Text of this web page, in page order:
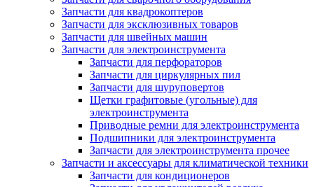
Запчасти для квадрокоптеров
Запчасти для эксклюзивных товаров
Запчасти для швейных машин
Запчасти для электроинструмента
Запчасти для перфораторов
Запчасти для циркулярных пил
Запчасти для шуруповертов
Щетки графитовые (угольные) для
электроинструмента
Приводные ремни для электроинструмента
Подшипники для электроинструмента
Запчасти для электроинструмента прочее
Запчасти и аксессуары для климатической техники
Запчасти для кондиционеров